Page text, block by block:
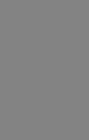
της
Cookie-
cookie
το